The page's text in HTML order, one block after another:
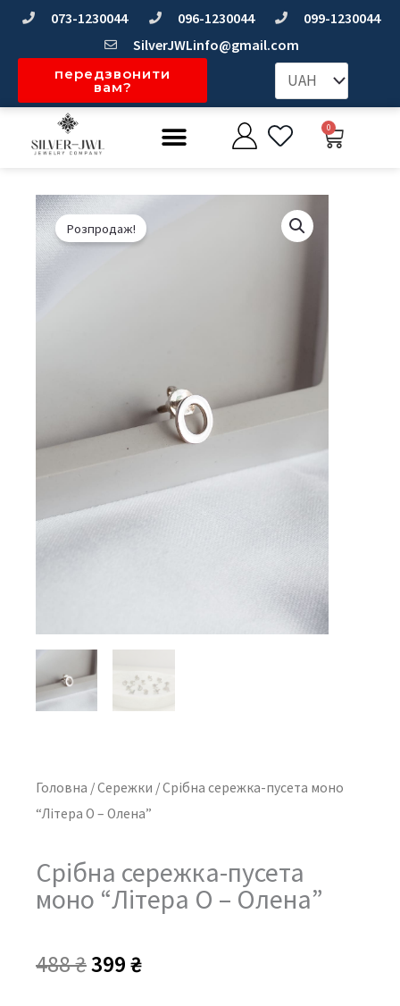
Перейти073-1230044 096-1230044
099-1230044
SilverJWLinfo@gmail.com
передзвонити
вам?
Меню 0
Розпродаж!
Головна /Сережки / Срібна сережка-пусета моно
“Літера O – Олена”
Срібна сережка-пусета
моно “Літера O – Олена”
488₴Оригінальна
399₴Поточна